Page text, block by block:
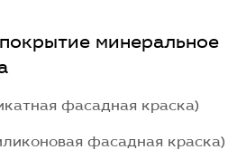
минеральное
фасадная краска)
фасадная краска)